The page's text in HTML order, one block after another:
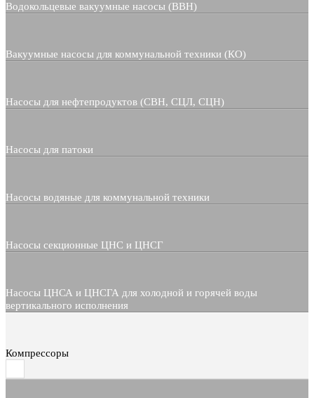
Водокольцевые вакуумные насосы (ВВН)
Вакуумные насосы для коммунальной техники (КО)
Насосы для нефтепродуктов (СВН, СЦЛ, СЦН)
Насосы для патоки
Насосы водяные для коммунальной техники
Насосы секционные ЦНС и ЦНСГ
Насосы ЦНСА и ЦНСГА для холодной и горячей воды
вертикального исполнения
Компрессоры